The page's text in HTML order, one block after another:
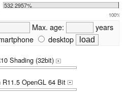
532 2957%
100%
Max. age:
years
desktop
Shading (32bit) +
R11.5 OpenGL 64 Bit +